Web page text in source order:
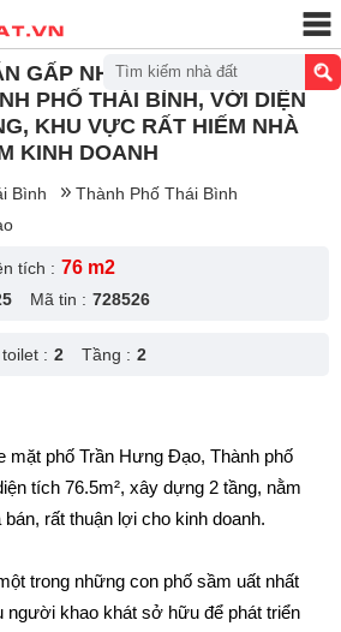
GẤP NHÀ MẶT PHỐ TRẦN
PHỐ THÁI BÌNH, VỚI DIỆN
KHU VỰC RẤT HIẾM NHÀ
KINH DOANH
Bình
Thành Phố Thái Bình
tích : 76 m2
Mã tin : 728526
: 2 Tầng : 2
mặt phố Trần Hưng Đạo, Thành phố
tích 76.5m², xây dựng 2 tầng, nằm
rất thuận lợi cho kinh doanh.
trong những con phố sầm uất nhất
người khao khát sở hữu để phát triển
Tìm kiếm nhà đất